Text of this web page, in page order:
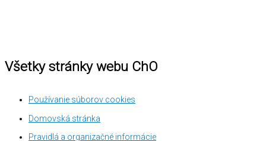
Všetky stránky webu ChO
Používanie súborov cookies
Domovská stránka
Pravidlá a organizačné informácie